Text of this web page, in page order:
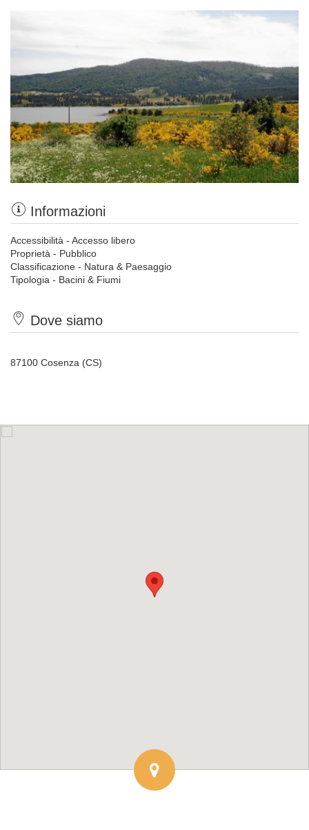
Informazioni
Accessibilità - Accesso libero
Proprietà - Pubblico
Classificazione - Natura & Paesaggio
Tipologia - Bacini & Fiumi
Dove siamo
87100 Cosenza (CS)